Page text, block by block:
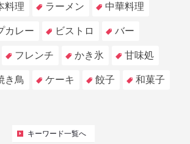
料理 ラーメン 中華料理
カレー ビストロ バー
フレンチ かき氷 甘味処
き鳥 ケーキ 餃子 和菓子
キーワード一覧へ